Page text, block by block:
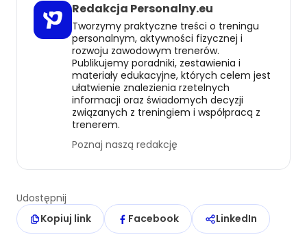
Redakcja Personalny.eu
Tworzymy praktyczne treści o treningu
personalnym, aktywności fizycznej i
rozwoju zawodowym trenerów.
Publikujemy poradniki, zestawienia i
materiały edukacyjne, których celem jest
ułatwienie znalezienia rzetelnych
informacji oraz świadomych decyzji
związanych z treningiem i współpracą z
trenerem.
Poznaj naszą redakcję
Udostępnij
Kopiuj link
Facebook LinkedIn